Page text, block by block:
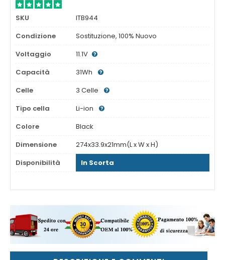
SKU
ITB944
Condizione
Sostituzione, 100% Nuovo
Voltaggio
11.1V
Capacità
31Wh
Celle
3 Celle
Tipo cella
Li-ion
Colore
Black
Dimensione
274x33.9x21mm(L x W x H)
Disponibilità
In Scorta